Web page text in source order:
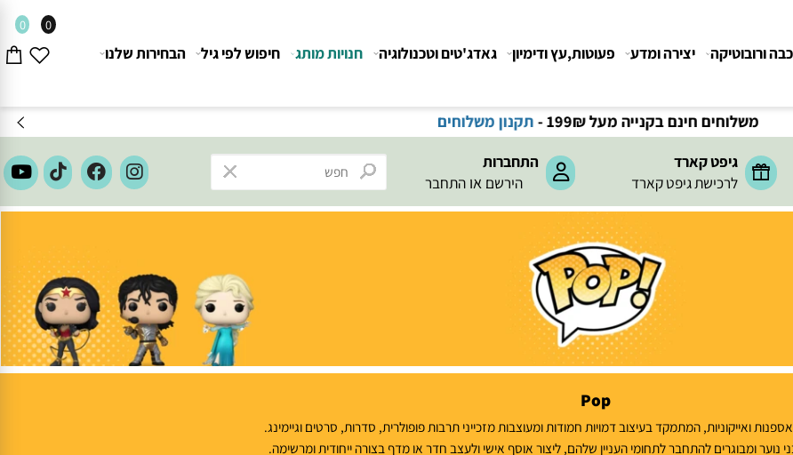
משלוחים חינם בקנייה מעל 199₪
-תקנון משלוחים
גיפט קארד
לרכישת גיפט קארד
התחברות
הירשם או התחבר
0 0
יצירה ומדע פעוטות,עץ ודימיון גאדג'טים וטכנולוגיה חנויות מותג חיפוש לפי גיל הבחירות שלנו
ואייקוניות, המתמקד בעיצוב דמויות חמודות ומעוצבות מזכייני תרבות פופולרית, סדרות, סרטים וגיימינג.